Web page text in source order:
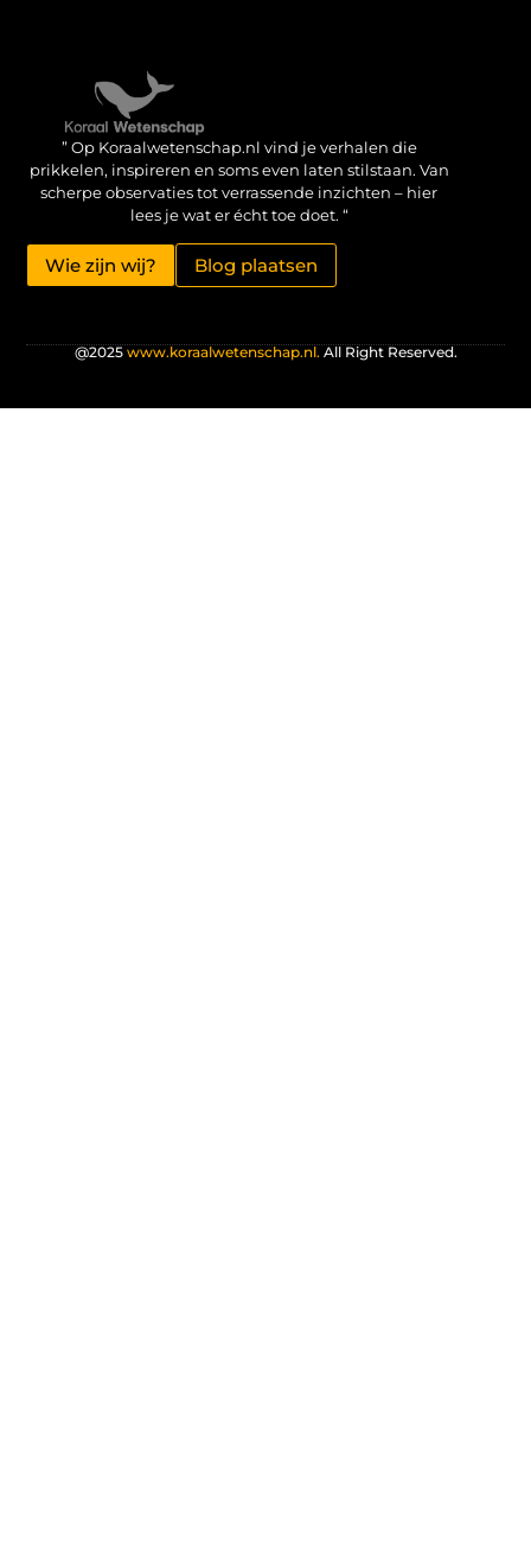
” Op Koraalwetenschap.nl vind je verhalen die
prikkelen, inspireren en soms even laten stilstaan. Van
scherpe observaties tot verrassende inzichten – hier
lees je wat er écht toe doet. “
Wie zijn wij? Blog plaatsen
@2025 www.koraalwetenschap.nl. All Right Reserved.